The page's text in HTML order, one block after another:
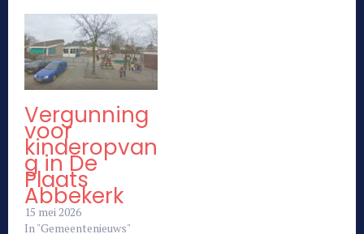
Vergunning
voor
kinderopvan
g in De
Plaats
Abbekerk
15 mei 2026
In "Gemeentenieuws"